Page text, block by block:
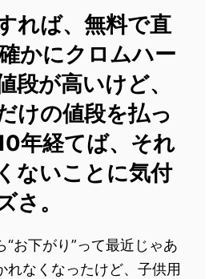
れば、無料で直
かにクロムハー
段が高いけど、
けの値段を払っ
年経てば、それ
ないことに気付
さ。
“お下がり”って最近じゃあ
れなくなったけど、子供用